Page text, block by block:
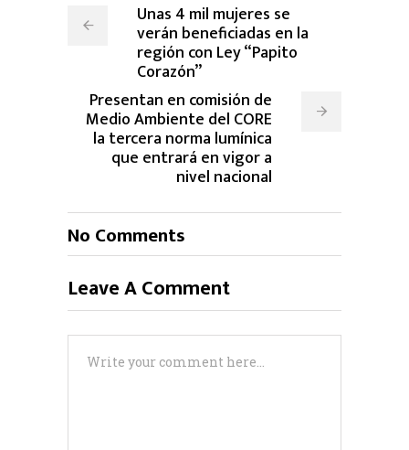
Unas 4 mil mujeres se
verán beneficiadas en la
región con Ley “Papito
Corazón”
Presentan en comisión de
Medio Ambiente del CORE
la tercera norma lumínica
que entrará en vigor a
nivel nacional
No Comments
Leave A Comment